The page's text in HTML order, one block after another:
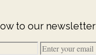
to our newsletter